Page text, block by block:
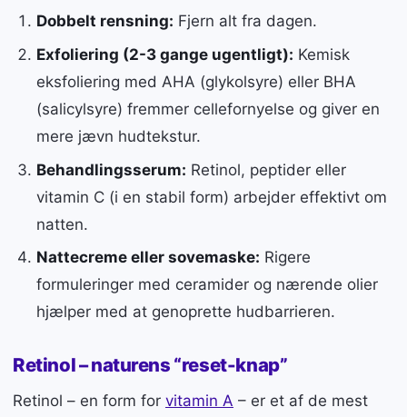
Dobbelt rensning: Fjern alt fra dagen.
Exfoliering (2-3 gange ugentligt): Kemisk
eksfoliering med AHA (glykolsyre) eller BHA
(salicylsyre) fremmer cellefornyelse og giver en
mere jævn hudtekstur.
Behandlingsserum: Retinol, peptider eller
vitamin C (i en stabil form) arbejder effektivt om
natten.
Nattecreme eller sovemaske: Rigere
formuleringer med ceramider og nærende olier
hjælper med at genoprette hudbarrieren.
Retinol – naturens “reset-knap”
Retinol – en form for vitamin A – er et af de mest